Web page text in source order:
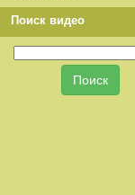
Поиск видео